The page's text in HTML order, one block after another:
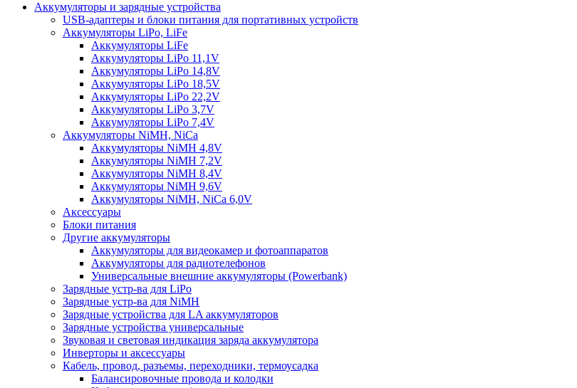
Аккумуляторы и зарядные устройства
USB-адаптеры и блоки питания для портативных устройств
Аккумуляторы LiPo, LiFe
Аккумуляторы LiFe
Аккумуляторы LiPo 11,1V
Аккумуляторы LiPo 14,8V
Аккумуляторы LiPo 18,5V
Аккумуляторы LiPo 22,2V
Аккумуляторы LiPo 3,7V
Аккумуляторы LiPo 7,4V
Аккумуляторы NiMH, NiCa
Аккумуляторы NiMH 4,8V
Аккумуляторы NiMH 7,2V
Аккумуляторы NiMH 8,4V
Аккумуляторы NiMH 9,6V
Аккумуляторы NiMH, NiCa 6,0V
Аксессуары
Блоки питания
Другие аккумуляторы
Аккумуляторы для видеокамер и фотоаппаратов
Аккумуляторы для радиотелефонов
Универсальные внешние аккумуляторы (Powerbank)
Зарядные устр-ва для LiPo
Зарядные устр-ва для NiMH
Зарядные устройства для LA аккумуляторов
Зарядные устройства универсальные
Звуковая и световая индикация заряда аккумулятора
Инверторы и аксессуары
Кабель, провод, разъемы, переходники, термоусадка
Балансировочные провода и колодки